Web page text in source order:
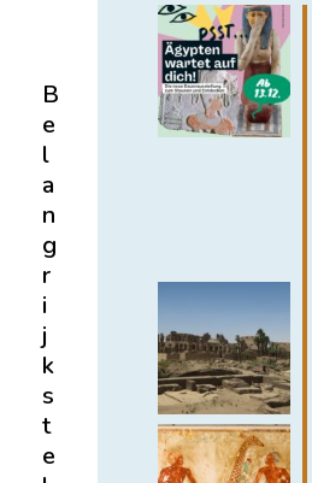
B
e
l
a
n
g
r
i
j
k
s
t
e